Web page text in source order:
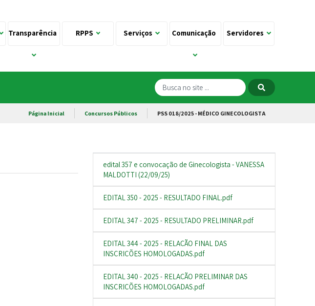
Transparência RPPS Serviços Comunicação Servidores
Página Inicial Concursos Públicos PSS 018/2025 - MÉDICO GINECOLOGISTA
edital 357 e convocação de Ginecologista - VANESSA
MALDOTTI (22/09/25)
EDITAL 350 - 2025 - RESULTADO FINAL.pdf
EDITAL 347 - 2025 - RESULTADO PRELIMINAR.pdf
EDITAL 344 - 2025 - RELAÇÃO FINAL DAS
INSCRIÇÕES HOMOLOGADAS.pdf
EDITAL 340 - 2025 - RELAÇÃO PRELIMINAR DAS
INSCRIÇÕES HOMOLOGADAS.pdf